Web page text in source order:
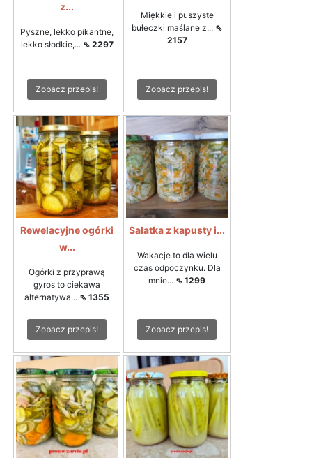
z...
Pyszne, lekko pikantne,
lekko słodkie,... ⇖ 2297
Zobacz przepis!
Miękkie i puszyste
bułeczki maślane z... ⇖
2157
Zobacz przepis!
Rewelacyjne ogórki
w...
Ogórki z przyprawą
gyros to ciekawa
alternatywa... ⇖ 1355
Zobacz przepis!
Sałatka z kapusty i...
Wakacje to dla wielu
czas odpoczynku. Dla
mnie... ⇖ 1299
Zobacz przepis!